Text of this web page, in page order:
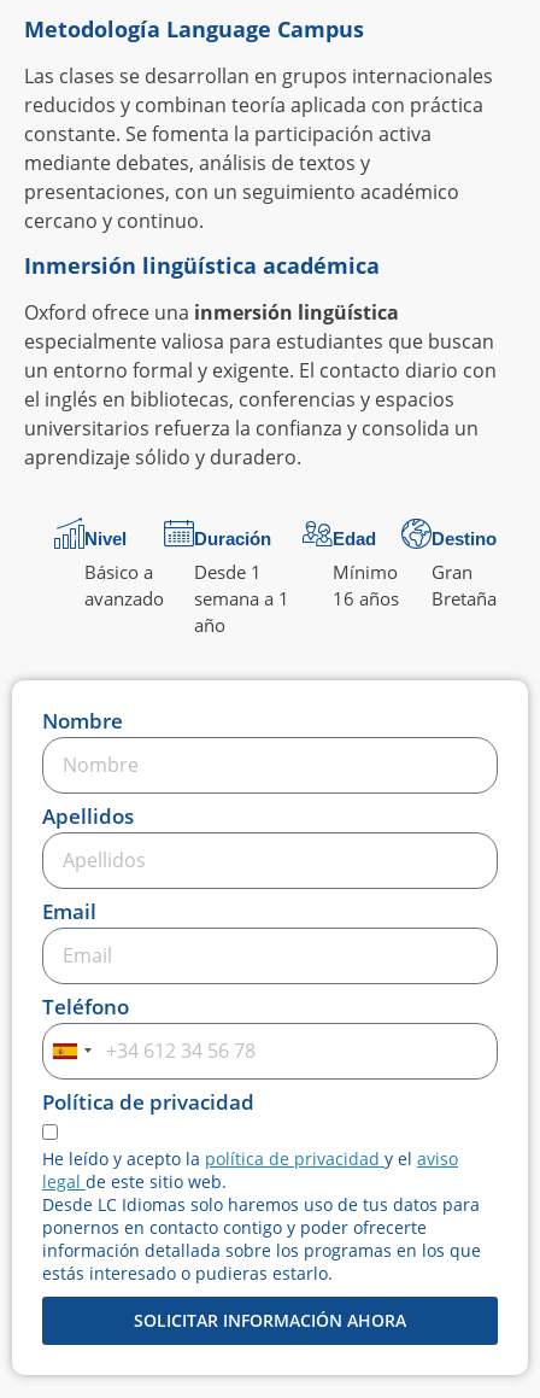
Metodología Language Campus
Las clases se desarrollan en grupos internacionales
reducidos y combinan teoría aplicada con práctica
constante. Se fomenta la participación activa
mediante debates, análisis de textos y
presentaciones, con un seguimiento académico
cercano y continuo.
Inmersión lingüística académica
Oxford ofrece una inmersión lingüística
especialmente valiosa para estudiantes que buscan
un entorno formal y exigente. El contacto diario con
el inglés en bibliotecas, conferencias y espacios
universitarios refuerza la confianza y consolida un
aprendizaje sólido y duradero.
Nivel
Básico a
avanzado
Duración
Desde 1
semana a 1
año
Edad
Mínimo
16 años
Destino
Gran
Bretaña
Nombre
Apellidos
Email
Teléfono
Spain
+34
Política de privacidad
He leído y acepto la política de privacidad y el aviso
legal de este sitio web.
Desde LC Idiomas solo haremos uso de tus datos para
ponernos en contacto contigo y poder ofrecerte
información detallada sobre los programas en los que
estás interesado o pudieras estarlo.
SOLICITAR INFORMACIÓN AHORA